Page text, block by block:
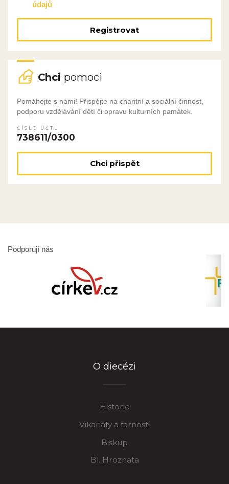
údajů
Registrovat
Chci pomoci
Pomáhejte s námi! Přispějte na charitní a sociální činnost,
podporu vzdělávání dětí či opravu kulturních památek.
ČÍSLO ÚČTU
738611/0300
Chci přispět
Podporují nás
O diecézi
Historie
Vikariáty a farnosti
Biskup
Bl. Hroznata